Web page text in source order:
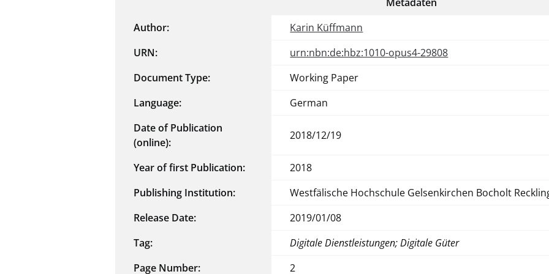
Author:
Karin Küffmann
URN:
urn:nbn:de:hbz:1010-opus4-29808
Document Type:
Working Paper
Language:
German
Date of Publication
(online):
2018/12/19
Year of first Publication:
2018
Publishing Institution:
Westfälische Hochschule Gelsenkirchen Bocholt
Release Date:
2019/01/08
Tag:
Digitale Dienstleistungen; Digitale Güter
Page Number:
2